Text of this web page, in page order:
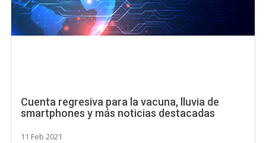
Cuenta regresiva para la vacuna, lluvia de
smartphones y más noticias destacadas
11 Feb 2021